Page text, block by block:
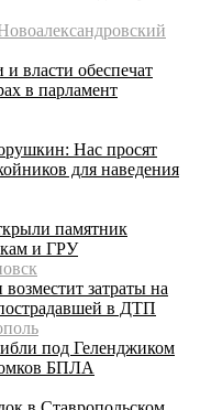
власти обеспечат
в парламент
Нас просят
для наведения
памятник
и ГРУ
затраты на
в ДТП
под Геленджиком
БПЛА